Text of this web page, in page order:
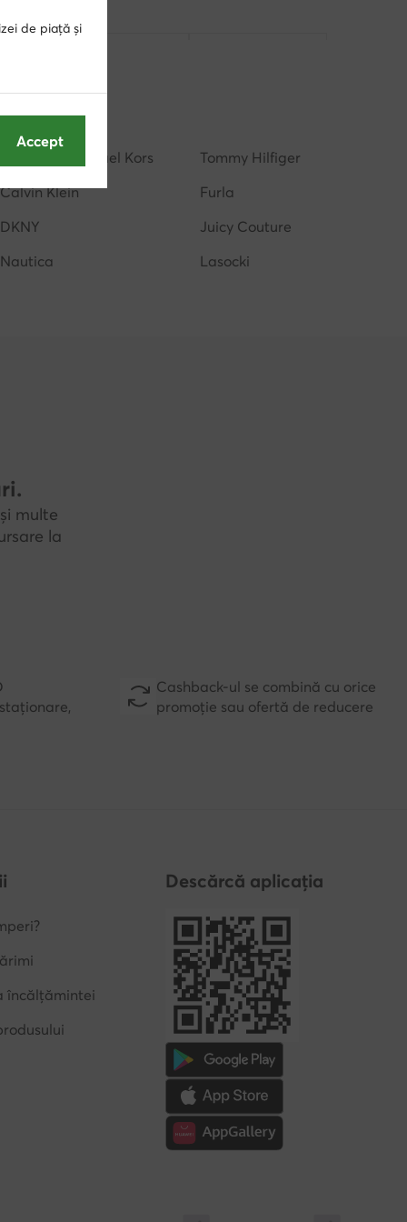
MICHAEL Michael Kors
Tommy Hilfiger
Calvin Klein
Furla
DKNY
Juicy Couture
Nautica
Lasocki
multe
la
Cashback-ul se combină cu orice
promoție sau ofertă de reducere
încălțămintei
Descărcă aplicația
de piață și
Accept